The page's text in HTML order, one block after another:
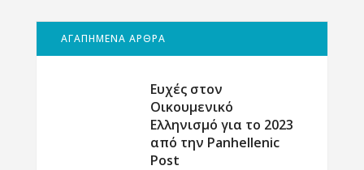
ΑΓΑΠΗΜΕΝΑ ΑΡΘΡΑ
Ευχές στον
Οικουμενικό
Ελληνισμό για το 2023
από την Panhellenic
Post